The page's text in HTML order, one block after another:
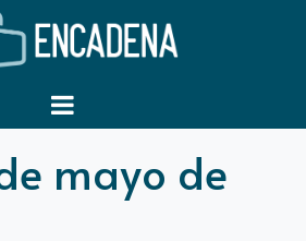
mayo de